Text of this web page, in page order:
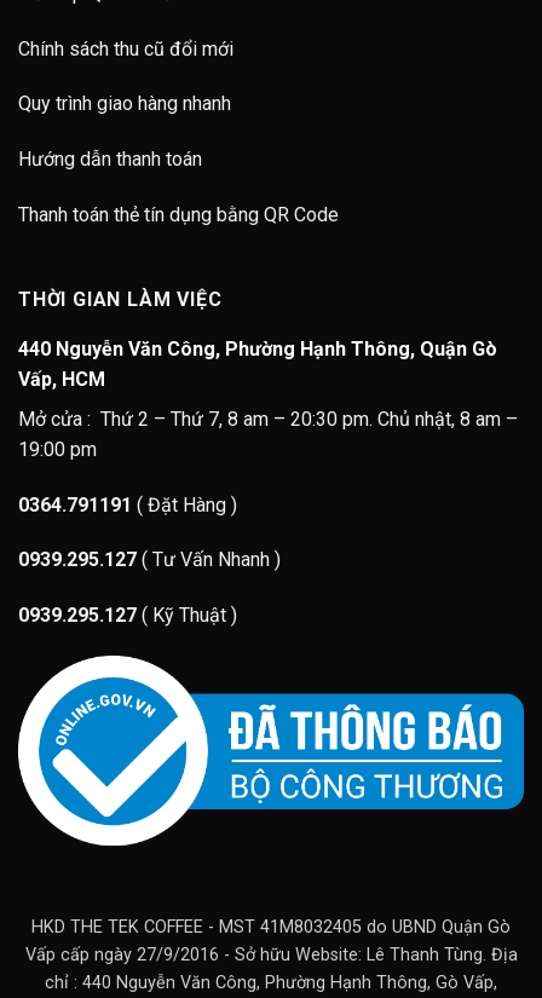
Chính sách thu cũ đổi mới
Quy trình giao hàng nhanh
Hướng dẫn thanh toán
Thanh toán thẻ tín dụng bằng QR Code
THỜI GIAN LÀM VIỆC
440 Nguyễn Văn Công, Phường Hạnh Thông, Quận Gò
Vấp, HCM
Mở cửa : Thứ 2 – Thứ 7, 8 am – 20:30 pm. Chủ nhật, 8 am –
19:00 pm
0364.791191 ( Đặt Hàng )
0939.295.127 ( Tư Vấn Nhanh )
0939.295.127 ( Kỹ Thuật )
HKD THE TEK COFFEE - MST 41M8032405 do UBND Quận Gò
Vấp cấp ngày 27/9/2016 - Sở hữu Website: Lê Thanh Tùng. Địa
chỉ : 440 Nguyễn Văn Công, Phường Hạnh Thông, Gò Vấp,